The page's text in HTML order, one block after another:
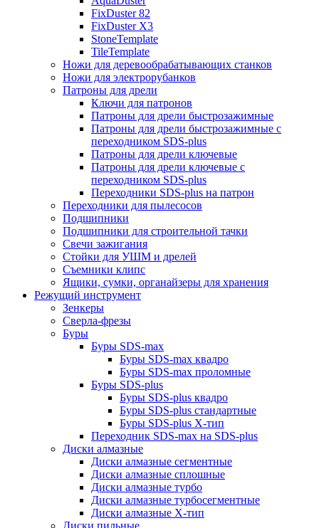
FixDuster 82
FixDuster Х3
StoneTemplate
TileTemplate
Ножи для деревообрабатывающих станков
Ножи для электрорубанков
Патроны для дрели
Ключи для патронов
Патроны для дрели быстрозажимные
Патроны для дрели быстрозажимные с
переходником SDS-plus
Патроны для дрели ключевые
Патроны для дрели ключевые с
переходником SDS-plus
Переходники SDS-plus на патрон
Переходники для пылесосов
Подшипники
Подшипники для строительной тачки
Свечи зажигания
Стойки для УШМ и дрелей
Съемники клипс
Ящики, сумки, органайзеры для хранения
Режущий инструмент
Зенкеры
Сверла-фрезы
Буры
Буры SDS-max
Буры SDS-max квадро
Буры SDS-max проломные
Буры SDS-plus
Буры SDS-plus квадро
Буры SDS-plus стандартные
Буры SDS-plus Х-тип
Переходник SDS-max на SDS-plus
Диски алмазные
Диски алмазные сегментные
Диски алмазные сплошные
Диски алмазные турбо
Диски алмазные турбосегментные
Диски алмазные Х-тип